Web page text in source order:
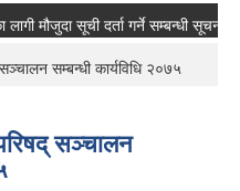
सूची दर्ता गर्ने सम्बन्धी सूचना ।
सम्बन्धी कार्यविधि २०७५
सञ्चालन